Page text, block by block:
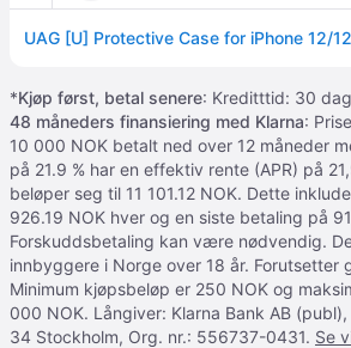
*Kjøp først, betal senere: Kreditttid: 30
48 måneders finansiering med Klarna:
10 000 NOK betalt ned over 12 måneder
på 21.9 % har en effektiv rente (APR) på
beløper seg til 11 101.12 NOK. Dette
926.19 NOK hver og en siste betaling på
Forskuddsbetaling kan være nødvendig.
innbyggere i Norge over 18 år. Forutsetter
Minimum kjøpsbeløp er 250 NOK og
000 NOK. Långiver: Klarna Bank AB
34 Stockholm, Org. nr.: 556737-0431. Se